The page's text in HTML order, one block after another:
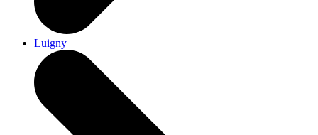
Luigny